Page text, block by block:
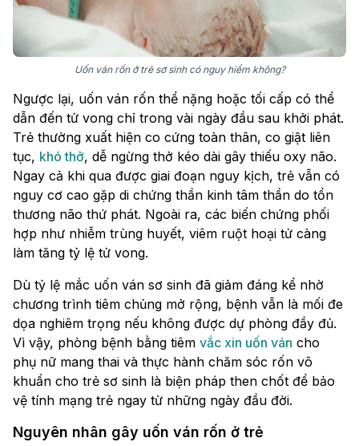
Uốn ván rốn ở trẻ sơ sinh có nguy hiểm không?
Ngược lại, uốn ván rốn thể nặng hoặc tối cấp có thể
dẫn đến tử vong chỉ trong vài ngày đầu sau khởi phát.
Trẻ thường xuất hiện co cứng toàn thân, co giật liên
tục, khó thở, dễ ngừng thở kéo dài gây thiếu oxy não.
Ngay cả khi qua được giai đoạn nguy kịch, trẻ vẫn có
nguy cơ cao gặp di chứng thần kinh tâm thần do tổn
thương não thứ phát. Ngoài ra, các biến chứng phối
hợp như nhiễm trùng huyết, viêm ruột hoại tử càng
làm tăng tỷ lệ tử vong.
Dù tỷ lệ mắc uốn ván sơ sinh đã giảm đáng kể nhờ
chương trình tiêm chủng mở rộng, bệnh vẫn là mối đe
dọa nghiêm trọng nếu không được dự phòng đầy đủ.
Vì vậy, phòng bệnh bằng tiêm vắc xin uốn ván cho
phụ nữ mang thai và thực hành chăm sóc rốn vô
khuẩn cho trẻ sơ sinh là biện pháp then chốt để bảo
vệ tính mạng trẻ ngay từ những ngày đầu đời.
Nguyên nhân gây uốn ván rốn ở trẻ